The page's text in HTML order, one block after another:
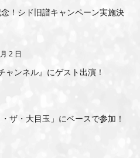
English
！シド旧譜キャンペーン実施決
2 日
ンネル』にゲスト出演！
ザ・大目玉」にベースで参加！